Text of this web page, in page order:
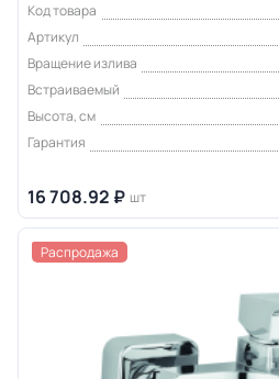
Код товара
Артикул
Вращение излива
Встраиваемый
Высота, см
Гарантия
16 708.92 ₽ шт
Распродажа